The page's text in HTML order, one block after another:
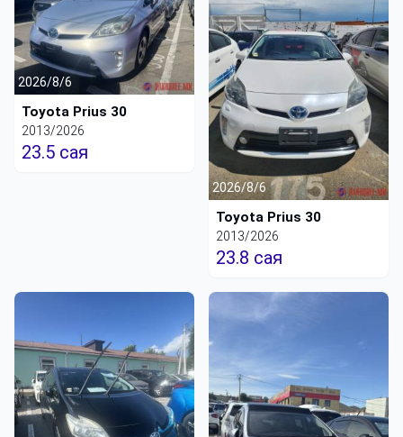
2026/8/6
Toyota Prius 30
2013/2026
23.5 сая
2026/8/6
Toyota Prius 30
2013/2026
23.8 сая